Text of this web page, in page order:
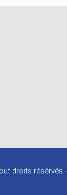
droits résérvés -